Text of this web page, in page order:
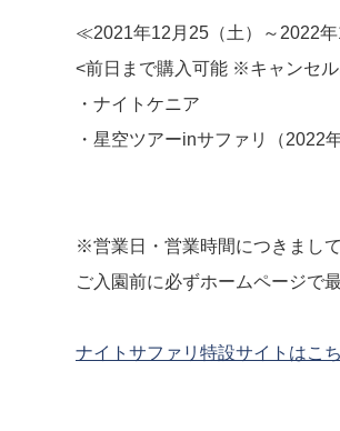
≪2021年12月25（土）～2022
<前日まで購入可能 ※キャンセ
・ナイトケニア
・星空ツアーinサファリ（2022
※営業日・営業時間につきまし
ご入園前に必ずホームページで
ナイトサファリ特設サイトはこ